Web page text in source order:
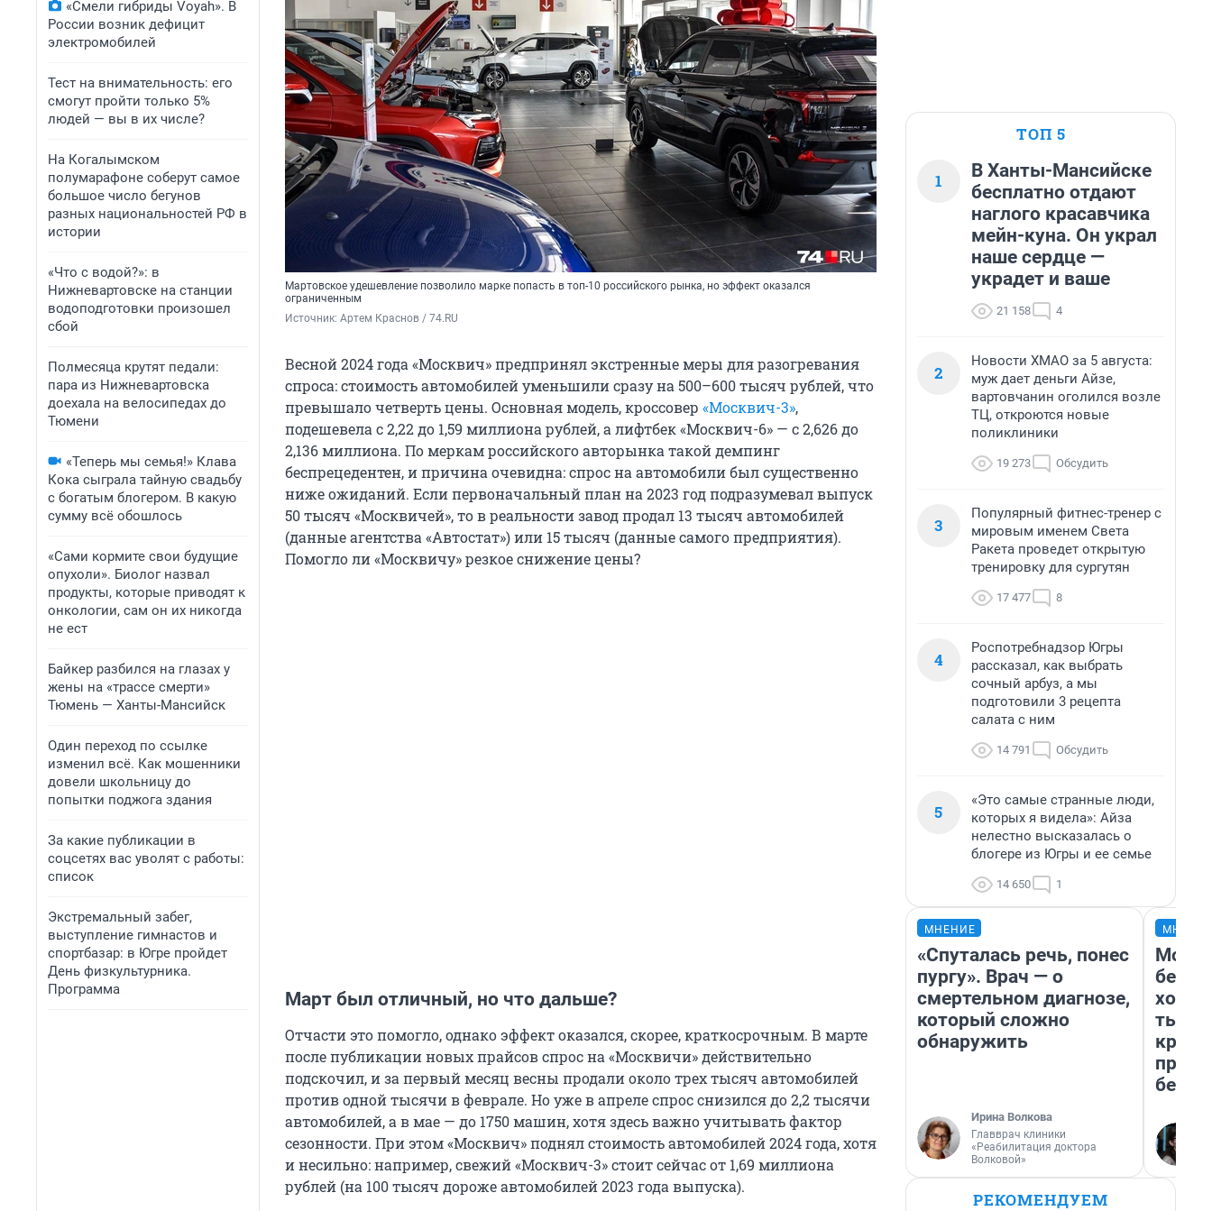
«Смели гибриды Voyah». В
России возник дефицит
электромобилей
Тест на внимательность: его
смогут пройти только 5%
людей — вы в их числе?
На Когалымском
полумарафоне соберут самое
большое число бегунов
разных национальностей РФ в
истории
«Что с водой?»: в
Нижневартовске на станции
водоподготовки произошел
сбой
Полмесяца крутят педали:
пара из Нижневартовска
доехала на велосипедах до
Тюмени
«Теперь мы семья!» Клава
Кока сыграла тайную свадьбу
с богатым блогером. В какую
сумму всё обошлось
«Сами кормите свои будущие
опухоли». Биолог назвал
продукты, которые приводят к
онкологии, сам он их никогда
не ест
Байкер разбился на глазах у
жены на «трассе смерти»
Тюмень — Ханты-Мансийск
Один переход по ссылке
изменил всё. Как мошенники
довели школьницу до
попытки поджога здания
За какие публикации в
соцсетях вас уволят с работы:
список
Экстремальный забег,
выступление гимнастов и
спортбазар: в Югре пройдет
День физкультурника.
Программа
Мартовское удешевление позволило марке попасть в топ-10 российского рынка, но эффект оказался
ограниченным
Источник: Артем Краснов / 74.RU
Весной 2024 года «Москвич» предпринял экстренные меры для разогревания
спроса: стоимость автомобилей уменьшили сразу на 500–600 тысяч рублей, что
превышало четверть цены. Основная модель, кроссовер «Москвич-3»,
подешевела с 2,22 до 1,59 миллиона рублей, а лифтбек «Москвич-6» — с 2,626 до
2,136 миллиона. По меркам российского авторынка такой демпинг
беспрецедентен, и причина очевидна: спрос на автомобили был существенно
ниже ожиданий. Если первоначальный план на 2023 год подразумевал выпуск
50 тысяч «Москвичей», то в реальности завод продал 13 тысяч автомобилей
(данные агентства «Автостат») или 15 тысяч (данные самого предприятия).
Помогло ли «Москвичу» резкое снижение цены?
Март был отличный, но что дальше?
Отчасти это помогло, однако эффект оказался, скорее, краткосрочным. В марте
после публикации новых прайсов спрос на «Москвичи» действительно
подскочил, и за первый месяц весны продали около трех тысяч автомобилей
против одной тысячи в феврале. Но уже в апреле спрос снизился до 2,2 тысячи
автомобилей, а в мае — до 1750 машин, хотя здесь важно учитывать фактор
сезонности. При этом «Москвич» поднял стоимость автомобилей 2024 года, хотя
и несильно: например, свежий «Москвич-3» стоит сейчас от 1,69 миллиона
рублей (на 100 тысяч дороже автомобилей 2023 года выпуска).
ТОП 5
1
В Ханты-Мансийске
бесплатно отдают
наглого красавчика
мейн-куна. Он украл
наше сердце —
украдет и ваше
21 158 4
2
Новости ХМАО за 5 августа:
муж дает деньги Айзе,
вартовчанин оголился возле
ТЦ, откроются новые
поликлиники
19 273 Обсудить
3
Популярный фитнес-тренер с
мировым именем Света
Ракета проведет открытую
тренировку для сургутян
17 477 8
4
Роспотребнадзор Югры
рассказал, как выбрать
сочный арбуз, а мы
подготовили 3 рецепта
салата с ним
14 791 Обсудить
5
«Это самые странные люди,
которых я видела»: Айза
нелестно высказалась о
блогере из Югры и ее семье
14 650 1
МНЕНИЕ
«Спуталась речь, понес
пургу». Врач — о
смертельном диагнозе,
который сложно
обнаружить
Ирина Волкова
Главврач клиники
«Реабилитация доктора
Волковой»
Мой
РЕКОМЕНДУЕМ